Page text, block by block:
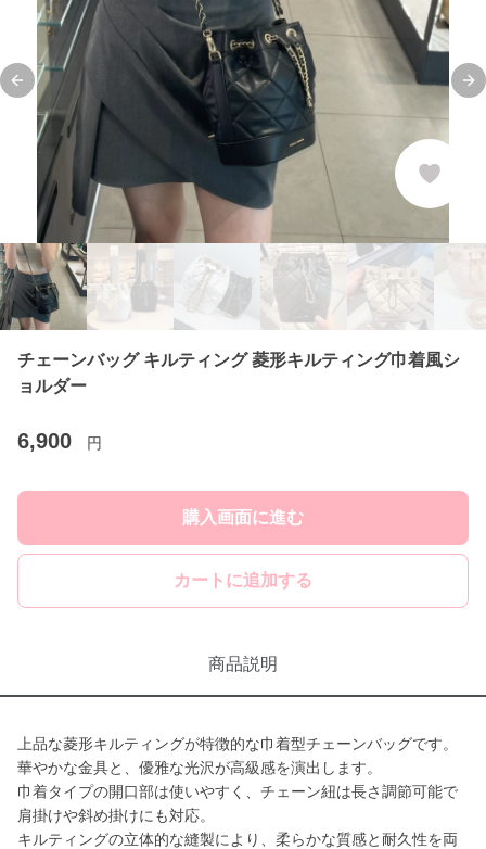
Previous slide
チェーンバッグ キルティング 菱形キルティング巾着風シ
ョルダー
6,900 円
購入画面に進む
カートに追加する
商品説明
上品な菱形キルティングが特徴的な巾着型チェーンバッグです。
華やかな金具と、優雅な光沢が高級感を演出します。
巾着タイプの開口部は使いやすく、チェーン紐は長さ調節可能で
肩掛けや斜め掛けにも対応。
キルティングの立体的な縫製により、柔らかな質感と耐久性を両